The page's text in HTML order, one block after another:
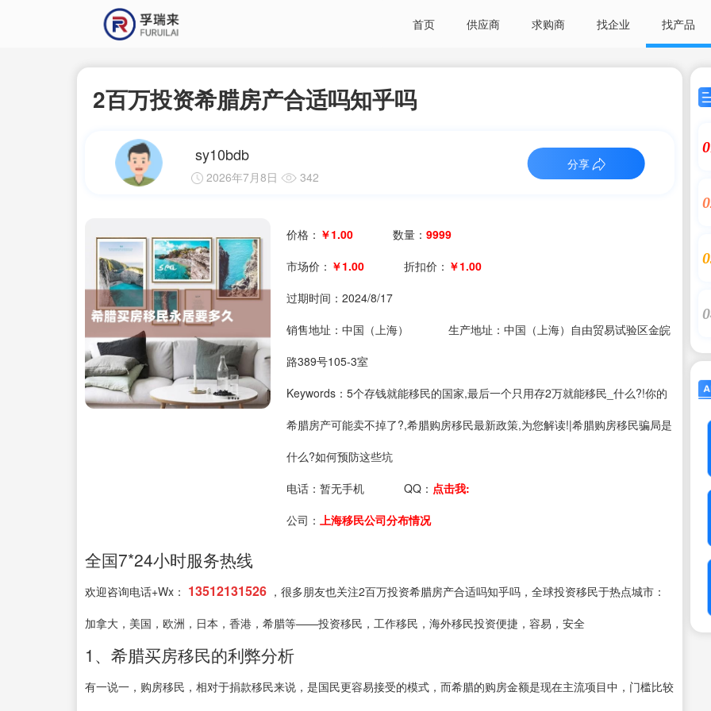
首页 供应商 求购商 找企业 找产品
2百万投资希腊房产合适吗知乎吗
sy10bdb
2026年7月8日 342
分享
价格： ￥1.00 数量：9999
市场价： ￥1.00 折扣价： ￥1.00
过期时间：2024/8/17
销售地址：中国（上海）
生产地址：中国（上海）自由贸易试验区金皖
路389号105-3室
Keywords：5个存钱就能移民的国家,最后一个只用存2万就能移民_什么?!你的
希腊房产可能卖不掉了?,希腊购房移民最新政策,为您解读!|希腊购房移民骗局是
什么?如何预防这些坑
电话：暂无手机 QQ： 点击我:
公司：上海移民公司分布情况
全国7*24小时服务热线
欢迎咨询电话+Wx： 13512131526 ，很多朋友也关注2百万投资希腊房产合适吗知乎吗，全球投资移民于热点城市：
加拿大，美国，欧洲，日本，香港，希腊等——投资移民，工作移民，海外移民投资便捷，容易，安全
1、希腊买房移民的利弊分析
有一说一，购房移民，相对于捐款移民来说，是国民更容易接受的模式，而希腊的购房金额是现在主流项目中，门槛比较